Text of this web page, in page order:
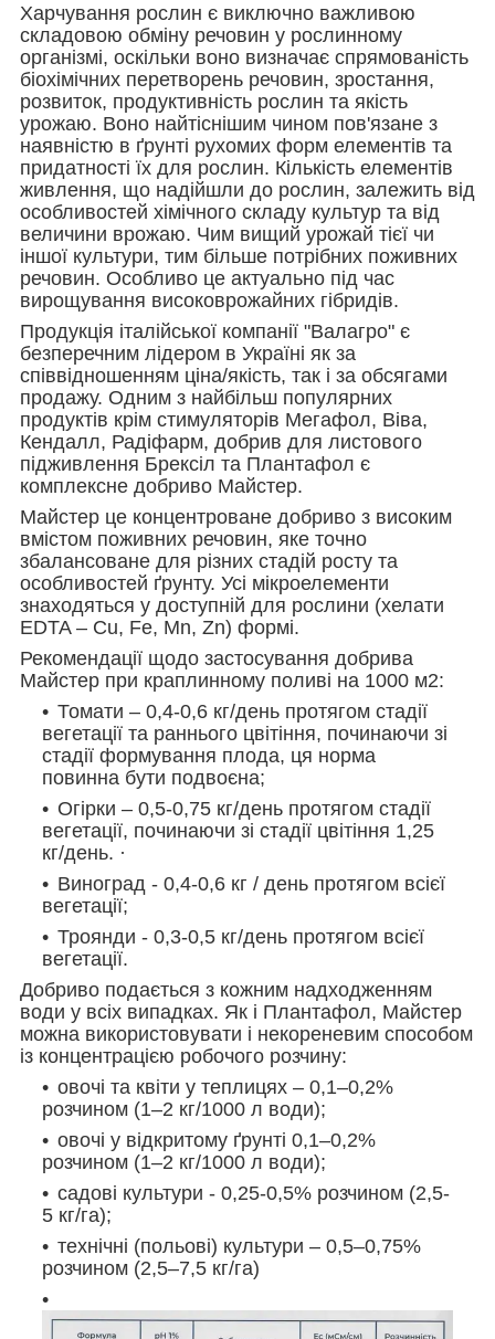
Харчування рослин є виключно важливою
складовою обміну речовин у рослинному
організмі, оскільки воно визначає спрямованість
біохімічних перетворень речовин, зростання,
розвиток, продуктивність рослин та якість
урожаю. Воно найтіснішим чином пов'язане з
наявністю в ґрунті рухомих форм елементів та
придатності їх для рослин. Кількість елементів
живлення, що надійшли до рослин, залежить від
особливостей хімічного складу культур та від
величини врожаю. Чим вищий урожай тієї чи
іншої культури, тим більше потрібних поживних
речовин. Особливо це актуально під час
вирощування високоврожайних гібридів.
Продукція італійської компанії "Валагро" є
безперечним лідером в Україні як за
співвідношенням ціна/якість, так і за обсягами
продажу. Одним з найбільш популярних
продуктів крім стимуляторів Мегафол, Віва,
Кендалл, Радіфарм, добрив для листового
підживлення Брексіл та Плантафол є
комплексне добриво Майстер.
Майстер це концентроване добриво з високим
вмістом поживних речовин, яке точно
збалансоване для різних стадій росту та
особливостей ґрунту. Усі мікроелементи
знаходяться у доступній для рослини (хелати
EDTA – Cu, Fe, Mn, Zn) формі.
Рекомендації щодо застосування добрива
Майстер при краплинному поливі на 1000 м2:
Томати – 0,4-0,6 кг/день протягом стадії
вегетації та раннього цвітіння, починаючи зі
стадії формування плода, ця норма
повинна бути подвоєна;
Огірки – 0,5-0,75 кг/день протягом стадії
вегетації, починаючи зі стадії цвітіння 1,25
кг/день. ·
Виноград - 0,4-0,6 кг / день протягом всієї
вегетації;
Троянди - 0,3-0,5 кг/день протягом всієї
вегетації.
Добриво подається з кожним надходженням
води у всіх випадках. Як і Плантафол, Майстер
можна використовувати і некореневим способом
із концентрацією робочого розчину:
овочі та квіти у теплицях – 0,1–0,2%
розчином (1–2 кг/1000 л води);
овочі у відкритому ґрунті 0,1–0,2%
розчином (1–2 кг/1000 л води);
садові культури - 0,25-0,5% розчином (2,5-
5 кг/га);
технічні (польові) культури – 0,5–0,75%
розчином (2,5–7,5 кг/га)